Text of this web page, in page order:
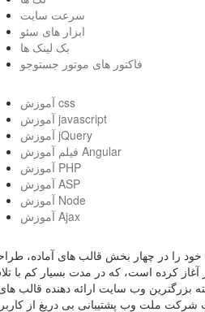
سرعت سایت
ابزار های سئو
بک لینک ها
فاکتور های موتور جستوجو
آموزش css
آموزش javascript
آموزش jQuery
فیلم آموزش Angular
آموزش PHP
آموزش ASP
آموزش Node
آموزش Ajax
سال 1393 فعالیت خود را در چهار بخش قالب های آماده،
کرده است، که در مدت بسیار کم با
بزرگترین وب سایت ارائه دهنده قالب
شرکت ملت وب پشتیبانی بی دریغ از